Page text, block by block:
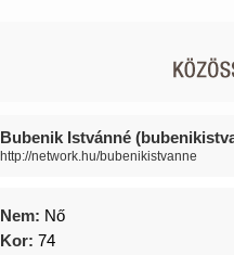
Bubenik Istvánné
http://network.hu/bubenikistvanne
Nem: Nő
Kor: 74